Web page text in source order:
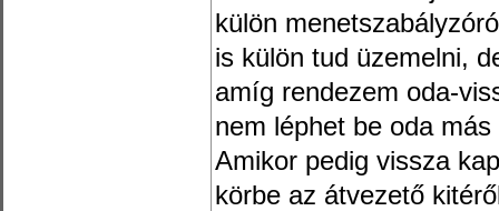
külön
is külön tud üzemelni,
amíg rendezem oda-
nem léphet be oda
Amikor pedig vissza
körbe az átvezető